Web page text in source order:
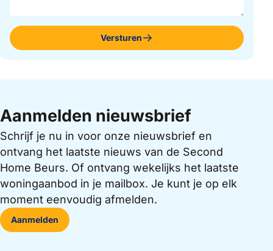
Versturen
Aanmelden nieuwsbrief
Schrijf je nu in voor onze nieuwsbrief en
ontvang het laatste nieuws van de Second
Home Beurs. Of ontvang wekelijks het laatste
woningaanbod in je mailbox. Je kunt je op elk
moment eenvoudig afmelden.
Aanmelden